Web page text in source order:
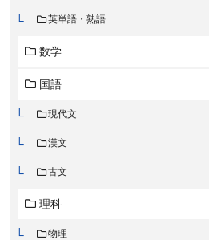
英単語・熟語
数学
国語
現代文
漢文
古文
理科
物理